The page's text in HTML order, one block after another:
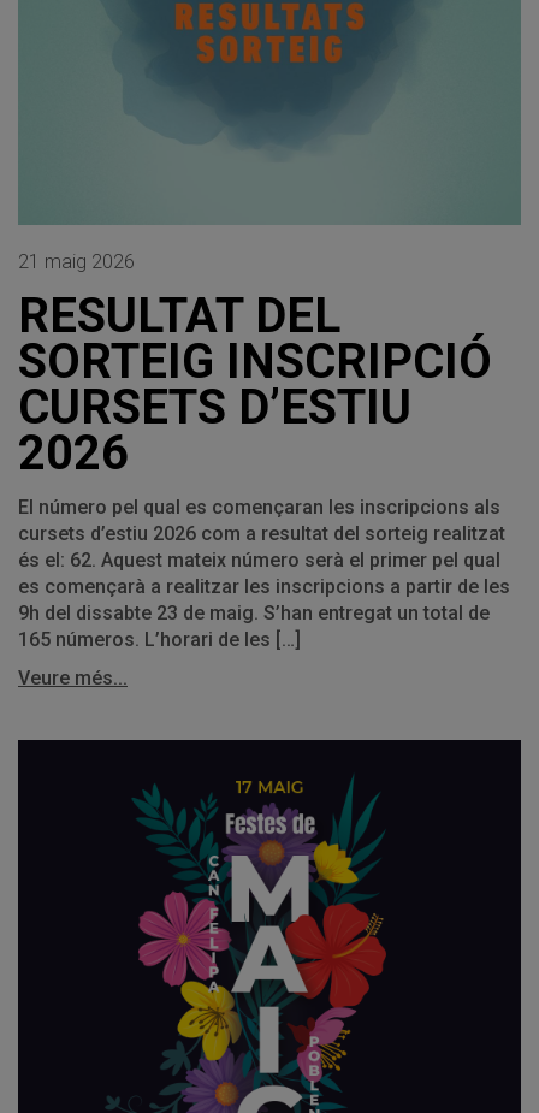
21 maig 2026
RESULTAT DEL
SORTEIG INSCRIPCIÓ
CURSETS D’ESTIU
2026
El número pel qual es començaran les inscripcions als
cursets d’estiu 2026 com a resultat del sorteig realitzat
és el: 62. Aquest mateix número serà el primer pel qual
es començarà a realitzar les inscripcions a partir de les
9h del dissabte 23 de maig. S’han entregat un total de
165 números. L’horari de les […]
Veure més...